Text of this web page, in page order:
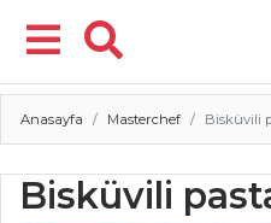
Menü
Anasayfa Masterchef Bisküvili
Bisküvili